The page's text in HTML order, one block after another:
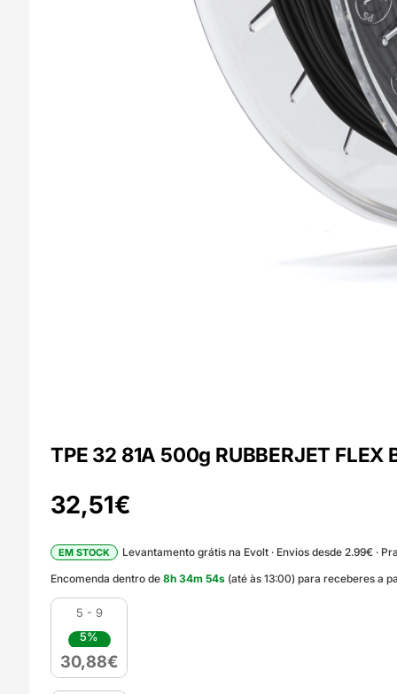
TPE 32 81A 500g RUBBERJET
32,51€
EM STOCK
Levantamento grátis na Evolt · Envios desde 2.99€ ·
Encomenda dentro de8h34m53s (até às 13:00) para receberes a
5 - 9
5%
30,88€